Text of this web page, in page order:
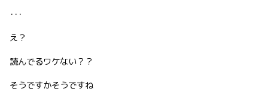
･･･
え？
読んでるワケない？？
そうですかそうですね